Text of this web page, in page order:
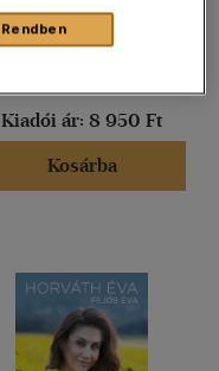
Könyv
Kiadói ár: 8 950 Ft
Kosárba
Rendben